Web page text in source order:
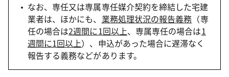
なお、専任又は専属専任媒介契約を締結した宅建
業者は、ほかにも、 業務処理状況の報告義務 （専
任の場合は2週間に1回以上、専属専任の場合は1
週間に1回以上）、申込があった場合に遅滞なく
報告する義務などがあります。